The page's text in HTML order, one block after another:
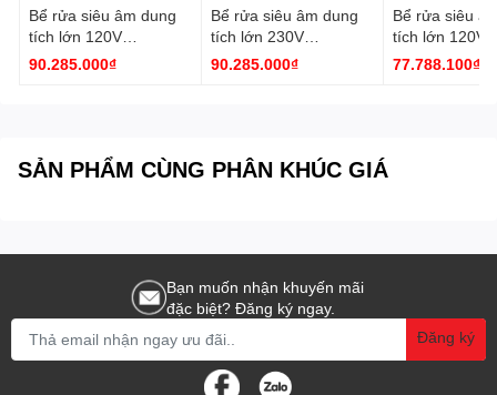
- Chức năng tẩy, rửu mạnh
Bể rửa siêu âm dung
tích lớn 120V
DH.WUC.N147H
90.285.000₫
Bể rửa siêu âm dung
tích lớn 230V
DH.WUC.N47H Daihan
90.285.000₫
Bể rửa siêu
tích lớn 120V
77.788.100₫
SẢN PHẨM CÙNG PHÂN KHÚC GIÁ
Bạn muốn nhận khuyến mãi
đặc biệt? Đăng ký ngay.
Đăng ký